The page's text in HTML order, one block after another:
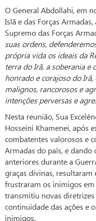
O General Abdollahi, em
Islã e das Forças
Supremo das Forças
suas ordens,
própria vida os ideais da
terra do Irã, a soberania e
honrado e corajoso do
malignos, rancorosos e
intenções perversas e
Nesta reunião, Sua
Hosseini Khamenei, após
combatentes valorosos e
Armadas do país, e dando
anteriores durante a
graças divinas,
frustraram os inimigos
transmitiu novas
continuidade das ações e
inimigos.